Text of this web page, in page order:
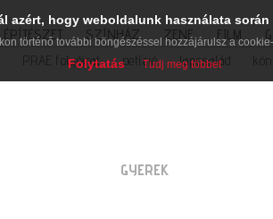
ÉPÍTÉSZET SZÍNHÁZ ZENE FILM
PRAE folyóirat petíció lapcsalád
GYEREK
azért, hogy weboldalunk használata
történő további böngészéssel hozzájárulsz a
Folytatás Tudj meg többet